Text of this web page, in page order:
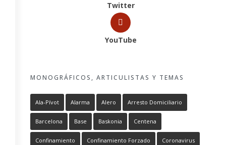
Twitter
YouTube
MONOGRÁFICOS, ARTICULISTAS Y TEMAS
Ala-Pívot Alarma Alero Arresto Domiciliario
Barcelona Base Baskonia Centena
Confinamiento Confinamiento Forzado Coronavirus